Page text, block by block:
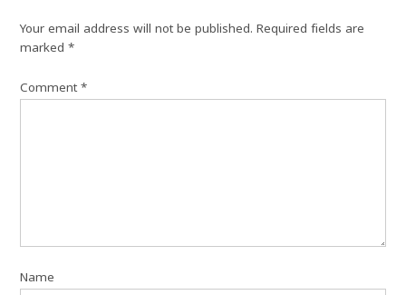
Your email address will not be published. Required fields are
marked*
Comment*
Name